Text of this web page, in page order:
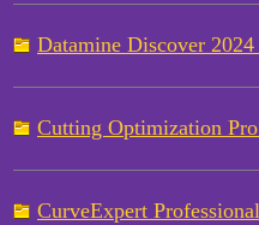
Datamine Discover
Cutting Optimization
CurveExpert